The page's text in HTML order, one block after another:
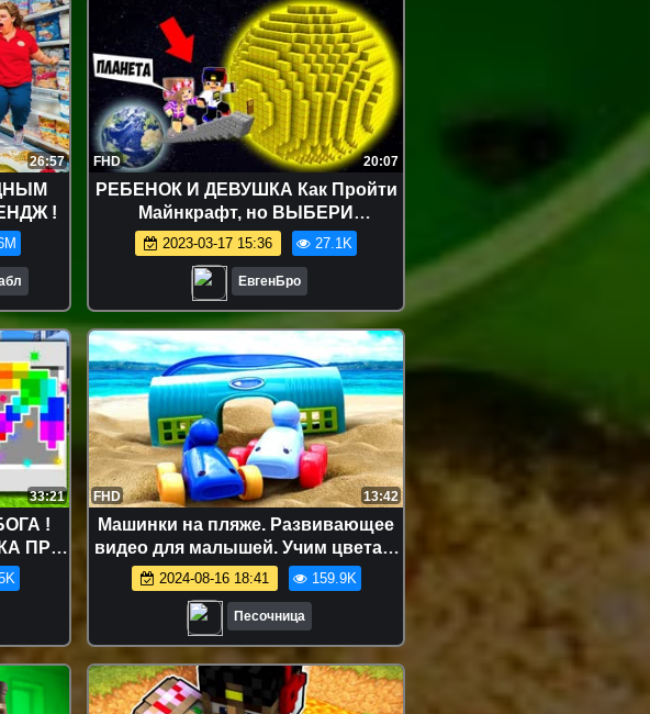
26:57
!
FHD 20:07
РЕБЕНОК И ДЕВУШКА Как Пройти
Майнкрафт, но ВЫБЕРИ
ПРАВИЛЬНУЮ ПЛАНЕТУ ! НУБА И
ПРО ВИДЕО MINECRAFT
2023-03-17 15:36 27.1K
ЕвгенБро
33:21
!
ПРО
FHD 13:42
Машинки на пляже. Развивающее
видео для малышей. Учим цвета и
счет
2024-08-16 18:41 159.9K
Песочница